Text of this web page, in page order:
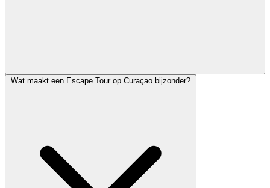
Wat maakt een Escape Tour op Curaçao bijzonder?